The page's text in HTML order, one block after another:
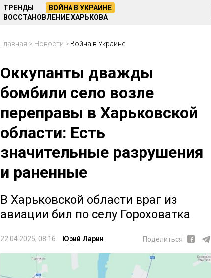
ТРЕНДЫ
ВОЙНА В УКРАИНЕ
ВОССТАНОВЛЕНИЕ ХАРЬКОВА
Главная > Новости > Война в Украине
Оккупанты дважды
бомбили село возле
переправы в Харьковской
области: Есть
значительные разрушения
и раненные
В Харьковской области враг из
авиации бил по селу Гороховатка
22.04.2025, 08:16 Юрий Ларин Поделиться